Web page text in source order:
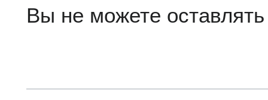
Вы не можете